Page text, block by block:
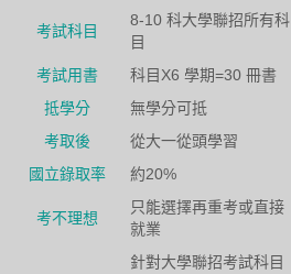
考試科目
8-10 科大學聯招所有科
目
考試用書
科目X6 學期=30 冊書
抵學分
無學分可抵
考取後
從大一從頭學習
國立錄取率
約20%
考不理想
只能選擇再重考或直接
就業
針對大學聯招考試科目